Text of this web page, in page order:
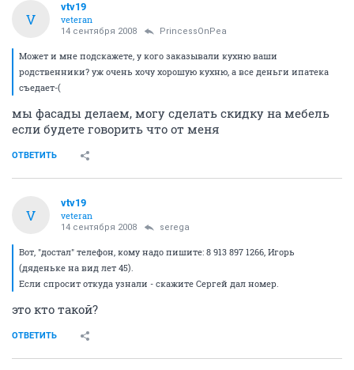
V
vtv19
veteran
14 сентября 2008 PrincessOnPea
Может и мне подскажете, у кого заказывали кухню ваши
родственники? уж очень хочу хорошую кухню, а все деньги ипатека
съедает-(
мы фасады делаем, могу сделать скидку на мебель
если будете говорить что от меня
ОТВЕТИТЬ
V
vtv19
veteran
14 сентября 2008 serega
Вот, "достал" телефон, кому надо пишите: 8 913 897 1266, Игорь
(дяденьке на вид лет 45).
Если спросит откуда узнали - скажите Сергей дал номер.
это кто такой?
ОТВЕТИТЬ